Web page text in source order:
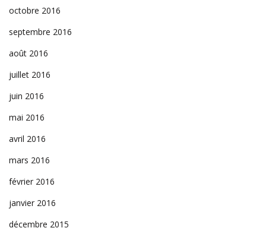
octobre 2016
septembre 2016
août 2016
juillet 2016
juin 2016
mai 2016
avril 2016
mars 2016
février 2016
janvier 2016
décembre 2015